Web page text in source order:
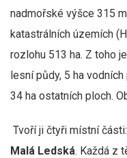
nadmořské výšce 315
katastrálních územích
rozlohu 513 ha. Z toho
lesní půdy, 5 ha
34 ha ostatních ploch.
Tvoří ji čtyři místní části:
Malá Ledská. Každá z